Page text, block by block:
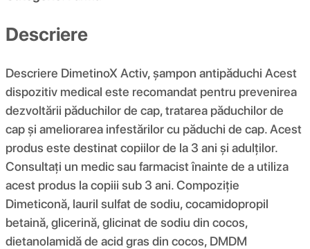
Descriere
Descriere DimetinoX Activ, șampon antipăduchi Acest
dispozitiv medical este recomandat pentru prevenirea
dezvoltării păduchilor de cap, tratarea păduchilor de
cap și ameliorarea infestărilor cu păduchi de cap. Acest
produs este destinat copiilor de la 3 ani și adulților.
Consultați un medic sau farmacist înainte de a utiliza
acest produs la copiii sub 3 ani. Compoziţie
Dimeticonă, lauril sulfat de sodiu, cocamidopropil
betaină, glicerină, glicinat de sodiu din cocos,
dietanolamidă de acid gras din cocos, DMDM ​​​​